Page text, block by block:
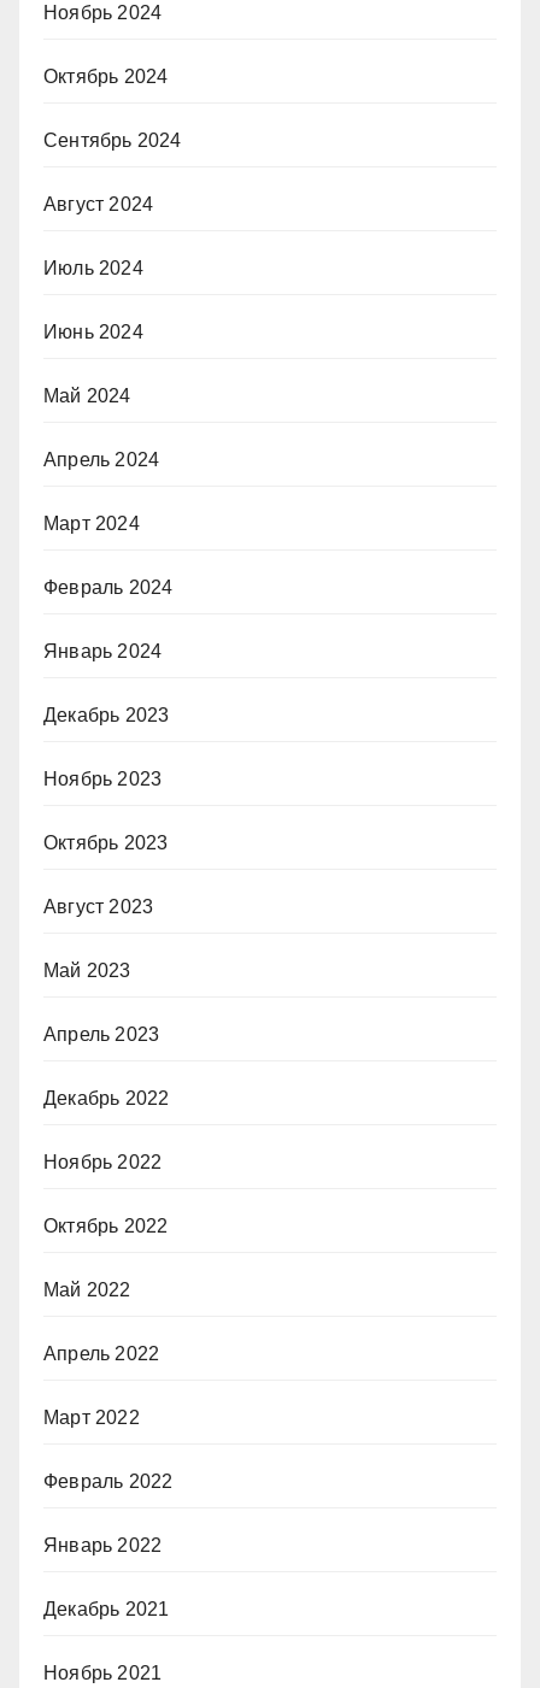
Ноябрь 2024
Октябрь 2024
Сентябрь 2024
Август 2024
Июль 2024
Июнь 2024
Май 2024
Апрель 2024
Март 2024
Февраль 2024
Январь 2024
Декабрь 2023
Ноябрь 2023
Октябрь 2023
Август 2023
Май 2023
Апрель 2023
Декабрь 2022
Ноябрь 2022
Октябрь 2022
Май 2022
Апрель 2022
Март 2022
Февраль 2022
Январь 2022
Декабрь 2021
Ноябрь 2021